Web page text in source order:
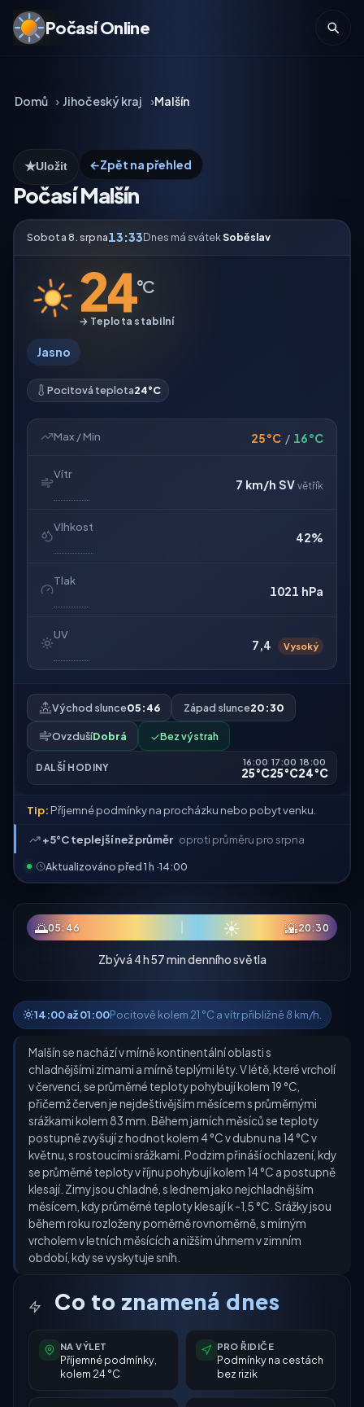
Počasí Online
Domů Jihočeský kraj Malšín
←Zpět na přehled
Počasí Malšín
★Uložit
Sobota 8. srpna13:33Dnes má svátekSoběslav
24°C
→ Teplota stabilní
Jasno
Pocitová teplota24°C
Max / Min 25°C / 16°C
Vítr
7 km/h SV větřík
Vlhkost
42%
Tlak
1021 hPa
UV
7,4 Vysoký
Východ slunce05:46 Západ slunce20:30
OvzdušíDobrá ✓Bez výstrah
DALŠÍ HODINY
16:00
25°C
17:00
25°C
18:00
24°C
Tip: Příjemné podmínky na procházku nebo pobyt venku.
+5°C teplejší než průměr oproti průměru pro srpna
Aktualizováno před 1 h ·14:00
🌅05:46 ☀ 🌇20:30
Zbývá 4 h 57 min denního světla
14:00 až 01:00Pocitově kolem 21 °C a vítr přibližně 8 km/h.
Malšín se nachází v mírně kontinentální oblasti s
chladnějšími zimami a mírně teplými léty. V létě, které vrcholí
v červenci, se průměrné teploty pohybují kolem 19 °C,
přičemž červen je nejdeštivějším měsícem s průměrnými
srážkami kolem 83 mm. Během jarních měsíců se teploty
postupně zvyšují z hodnot kolem 4 °C v dubnu na 14 °C v
květnu, s rostoucími srážkami. Podzim přináší ochlazení, kdy
se průměrné teploty v říjnu pohybují kolem 14 °C a postupně
klesají. Zimy jsou chladné, s lednem jako nejchladnějším
měsícem, kdy průměrné teploty klesají k -1,5 °C. Srážky jsou
během roku rozloženy poměrně rovnoměrně, s mírným
vrcholem v letních měsících a nižším úhrnem v zimním
období, kdy se vyskytuje sníh.
Co to znamená dnes
NA VÝLET
Příjemné podmínky,
kolem 24 °C
PRO ŘIDIČE
Podmínky na cestách
bez rizik